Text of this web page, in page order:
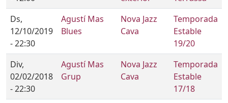
Ds,
12/10/2019
- 22:30
Agustí Mas
Blues
Nova Jazz
Cava
Temporada
Estable
19/20
Div,
02/02/2018
- 22:30
Agustí Mas
Grup
Nova Jazz
Cava
Temporada
Estable
17/18